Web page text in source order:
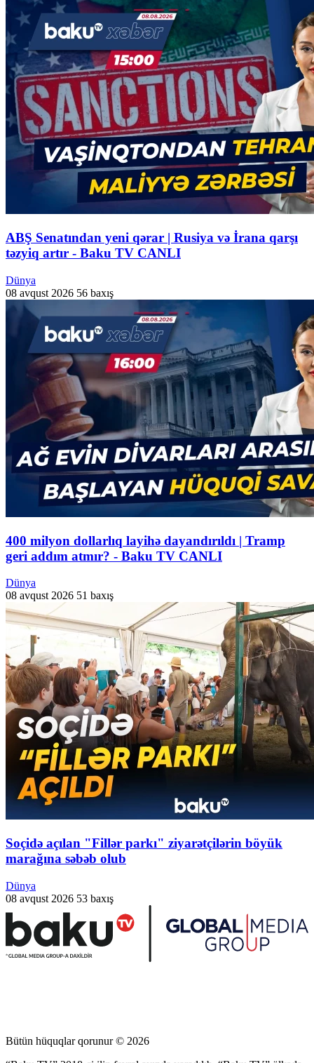
ABŞ Senatından yeni qərar | Rusiya və İrana qarşı
təzyiq artır - Baku TV CANLI
Dünya
08 avqust 2026 56 baxış
400 milyon dollarlıq layihə dayandırıldı | Tramp
geri addım atmır? - Baku TV CANLI
Dünya
08 avqust 2026 51 baxış
Soçidə açılan "Fillər parkı" ziyarətçilərin böyük
marağına səbəb olub
Dünya
08 avqust 2026 53 baxış
Bütün hüquqlar qorunur © 2026